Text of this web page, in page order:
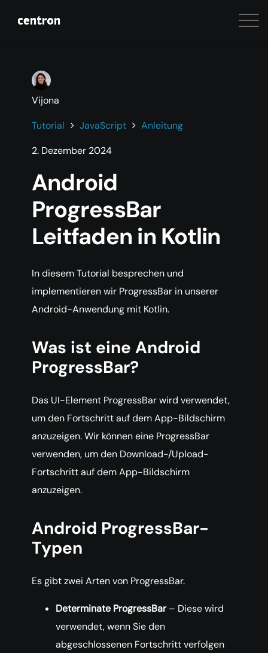
Vijona
Tutorial
JavaScript
Anleitung
2. Dezember 2024
Android
ProgressBar
Leitfaden in Kotlin
In diesem Tutorial besprechen und
implementieren wir ProgressBar in unserer
Android-Anwendung mit Kotlin.
Was ist eine Android
ProgressBar?
Das UI-Element ProgressBar wird verwendet,
um den Fortschritt auf dem App-Bildschirm
anzuzeigen. Wir können eine ProgressBar
verwenden, um den Download-/Upload-
Fortschritt auf dem App-Bildschirm
anzuzeigen.
Android ProgressBar-
Typen
Es gibt zwei Arten von ProgressBar.
Determinate ProgressBar– Diese wird
verwendet, wenn Sie den
abgeschlossenen Fortschritt verfolgen